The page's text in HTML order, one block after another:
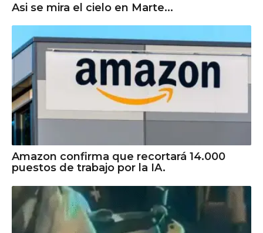
Asi se mira el cielo en Marte...
Amazon confirma que recortará 14.000
puestos de trabajo por la IA.